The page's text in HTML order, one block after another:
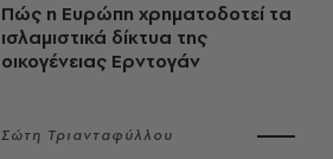
Πώς η Ευρώπη χρηματοδοτεί τα
ισλαμιστικά δίκτυα της
οικογένειας Ερντογάν
Σώτη Τριανταφύλλου